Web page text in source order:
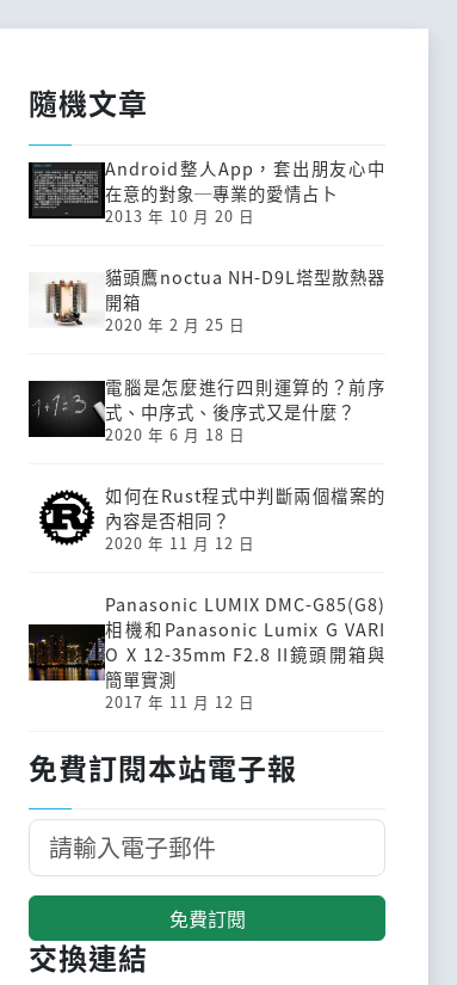
隨機文章
Android整人App，套出朋友心中
在意的對象─專業的愛情占卜
2013 年 10 月 20 日
貓頭鷹noctua NH-D9L塔型散熱器
開箱
2020 年 2 月 25 日
電腦是怎麼進行四則運算的？前序
式、中序式、後序式又是什麼？
2020 年 6 月 18 日
如何在Rust程式中判斷兩個檔案的
內容是否相同？
2020 年 11 月 12 日
Panasonic LUMIX DMC-G85(G8)
相機和Panasonic Lumix G VARI
O X 12-35mm F2.8 II鏡頭開箱與
簡單實測
2017 年 11 月 12 日
免費訂閱本站電子報
免費訂閱
交換連結